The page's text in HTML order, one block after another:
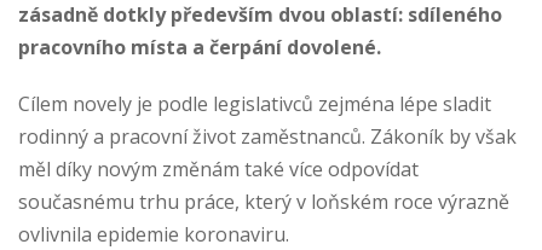
zásadně dotkly především dvou oblastí: sdíleného
pracovního místa a čerpání dovolené.
Cílem novely je podle legislativců zejména lépe sladit
rodinný a pracovní život zaměstnanců. Zákoník by však
měl díky novým změnám také více odpovídat
současnému trhu práce, který v loňském roce výrazně
ovlivnila epidemie koronaviru.